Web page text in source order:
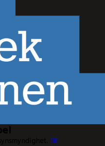
Till